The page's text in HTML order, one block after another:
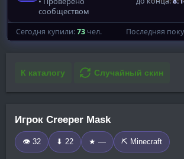
К каталогу Случайный скин
Игрок Creeper Mask
👁 32 ⬇ 22 ★ — ⛏️ Minecraft